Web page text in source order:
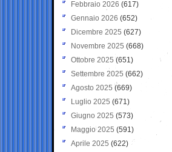
Febbraio 2026 (617)
Gennaio 2026 (652)
Dicembre 2025 (627)
Novembre 2025 (668)
Ottobre 2025 (651)
Settembre 2025 (662)
Agosto 2025 (669)
Luglio 2025 (671)
Giugno 2025 (573)
Maggio 2025 (591)
Aprile 2025 (622)